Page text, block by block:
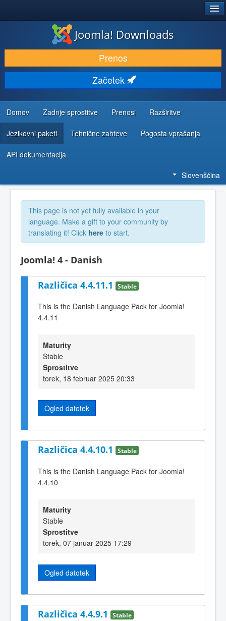
PRENESI IN RAZŠIRI
ODKRIJTE & IZVEJTE
SKUPNOST IN PODPORA
VIRI ZA RAZVIJALCE
Joomla! Downloads
Prenos
Začetek
Domov Zadnje sprostitve Prenosi Razširitve
Jezikovni paketi Tehnične zahteve Pogosta vprašanja
API dokumentacija
Slovenščina
This page is not yet fully available in your
language. Make a gift to your community by
translating it! Click here to start.
Joomla! 4 - Danish
Različica 4.4.11.1 Stable
This is the Danish Language Pack for Joomla!
4.4.11
Maturity
Stable
Sprostitve
torek, 18 februar 2025 20:33
Ogled datotek
Različica 4.4.10.1 Stable
This is the Danish Language Pack for Joomla!
4.4.10
Maturity
Stable
Sprostitve
torek, 07 januar 2025 17:29
Ogled datotek
Različica 4.4.9.1 Stable